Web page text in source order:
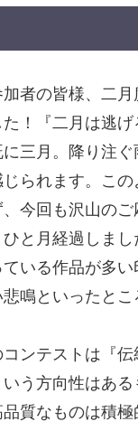
者の皆様、二月
！『二月は逃
三月。降り注
られます。こ
今回も沢山の
と月経過しまし
いる作品が多
鳴といったとこ
ンテストは『伝
う方向性はあ
質なものは積極